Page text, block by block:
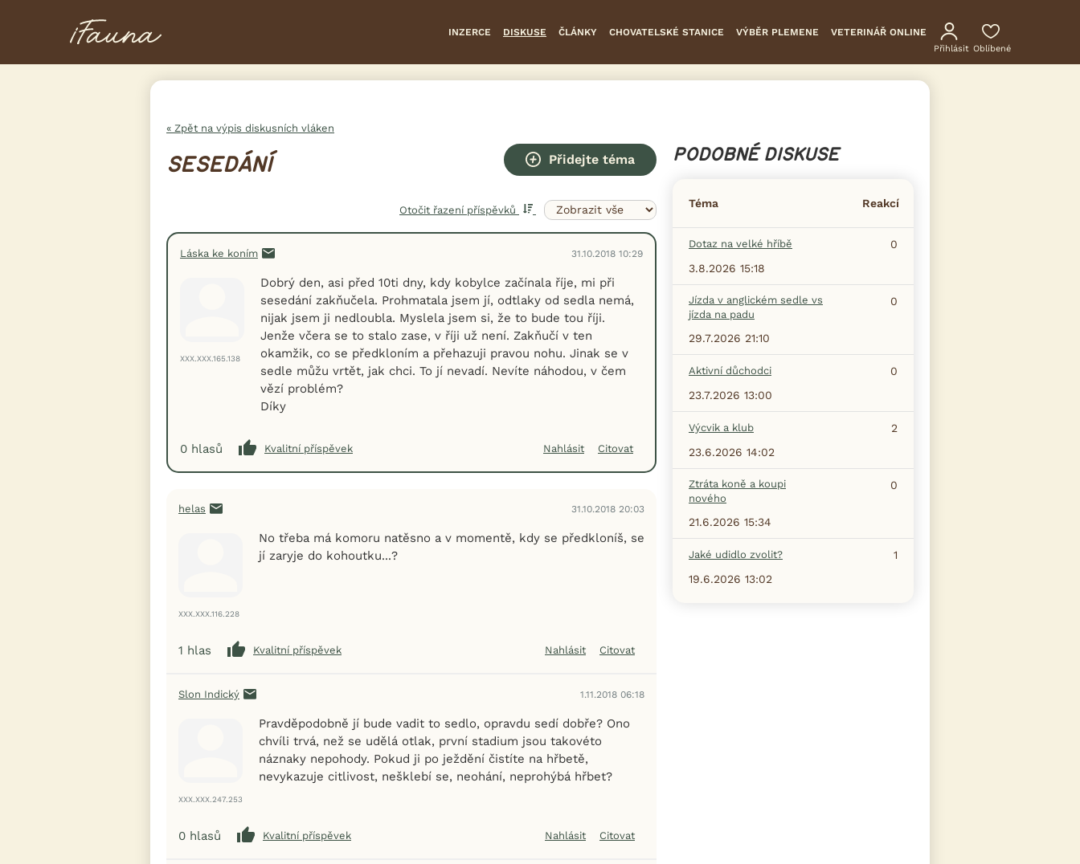
INZERCE DISKUSE ČLÁNKY CHOVATELSKÉ STANICE VÝBĚR PLEMENE VETERINÁŘ ONLINE
Přihlásit Oblíbené
« Zpět na výpis diskusních vláken
SESEDÁNÍ Přidejte téma
Otočit řazení příspěvků
Láska ke koním 31.10.2018 10:29
XXX.XXX.165.138
Dobrý den, asi před 10ti dny, kdy kobylce začínala říje, mi při
sesedání zakňučela. Prohmatala jsem jí, odtlaky od sedla nemá,
nijak jsem ji nedloubla. Myslela jsem si, že to bude tou říji.
Jenže včera se to stalo zase, v říji už není. Zakňučí v ten
okamžik, co se předkloním a přehazuji pravou nohu. Jinak se v
sedle můžu vrtět, jak chci. To jí nevadí. Nevíte náhodou, v čem
vězí problém?
Díky
0 hlasů Kvalitní příspěvek Nahlásit Citovat
helas 31.10.2018 20:03
XXX.XXX.116.228
No třeba má komoru natěsno a v momentě, kdy se předkloníš, se
jí zaryje do kohoutku...?
1 hlas Kvalitní příspěvek Nahlásit Citovat
Slon Indický 1.11.2018 06:18
XXX.XXX.247.253
Pravděpodobně jí bude vadit to sedlo, opravdu sedí dobře? Ono
chvíli trvá, než se udělá otlak, první stadium jsou takovéto
náznaky nepohody. Pokud ji po ježdění čistíte na hřbetě,
nevykazuje citlivost, nešklebí se, neohání, neprohýbá hřbet?
0 hlasů Kvalitní příspěvek Nahlásit Citovat
PODOBNÉ DISKUSE
Téma Reakcí
Dotaz na velké hříbě
0
3.8.2026 15:18
Jízda v anglickém sedle vs
jízda na padu
0
29.7.2026 21:10
Aktivní důchodci
0
23.7.2026 13:00
Výcvik a klub
2
23.6.2026 14:02
Ztráta koně a koupi
nového
0
21.6.2026 15:34
Jaké udidlo zvolit?
1
19.6.2026 13:02